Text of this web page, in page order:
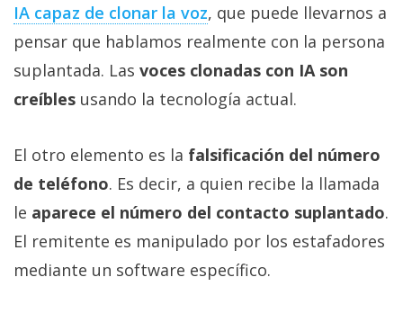
IA capaz de clonar la voz‎, que puede llevarnos a
pensar que hablamos realmente con la persona
suplantada. Las voces clonadas con IA son
creíbles usando la tecnología actual.
El otro elemento es la falsificación del número
de teléfono. Es decir, a quien recibe la llamada
le aparece el número del contacto suplantado.
El remitente es manipulado por los estafadores
mediante un software específico.